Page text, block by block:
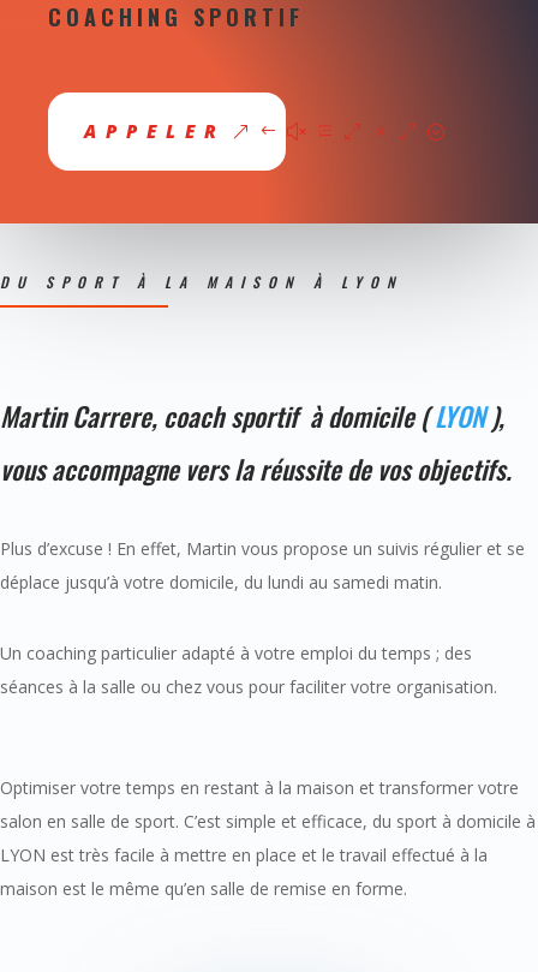
COACHING SPORTIF
APPELER
DU SPORT À LA MAISON À LYON
Martin Carrere, coach sportif à domicile (LYON),
vous accompagne vers la réussite de vos objectifs.
Plus d’excuse ! En effet, Martin vous propose un suivis régulier et se
déplace jusqu’à votre domicile, du lundi au samedi matin.
Un coaching particulier adapté à votre emploi du temps ; des
séances à la salle ou chez vous pour faciliter votre organisation.
Optimiser votre temps en restant à la maison et transformer votre
salon en salle de sport. C’est simple et efficace, du sport à domicile à
LYON est très facile à mettre en place et le travail effectué à la
maison est le même qu’en salle de remise en forme.